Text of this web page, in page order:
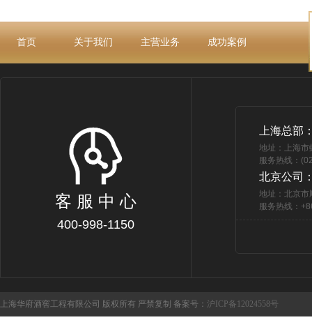
首页 关于我们 主营业务 成功案例
客 服 中 心
400-998-1150
上海总部
地址：上海
服务热线：
北京公司
地址：北京市
服务热线：
上海华府酒窖工程有限公司 版权所有 严禁复制 备案号： 沪ICP备12024558号